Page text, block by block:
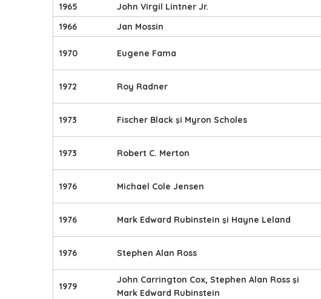
1965
John Virgil Lintner Jr.
1966
Jan Mossin
1970 Eugene Fama
1972 Roy Radner
1973 Fischer Black şi Myron Scholes
1973 Robert C. Merton
1976 Michael Cole Jensen
1976 Mark Edward Rubinstein şi Hayne Leland
1976 Stephen Alan Ross
1979
John Carrington Cox, Stephen Alan Ross şi
Mark Edward Rubinstein